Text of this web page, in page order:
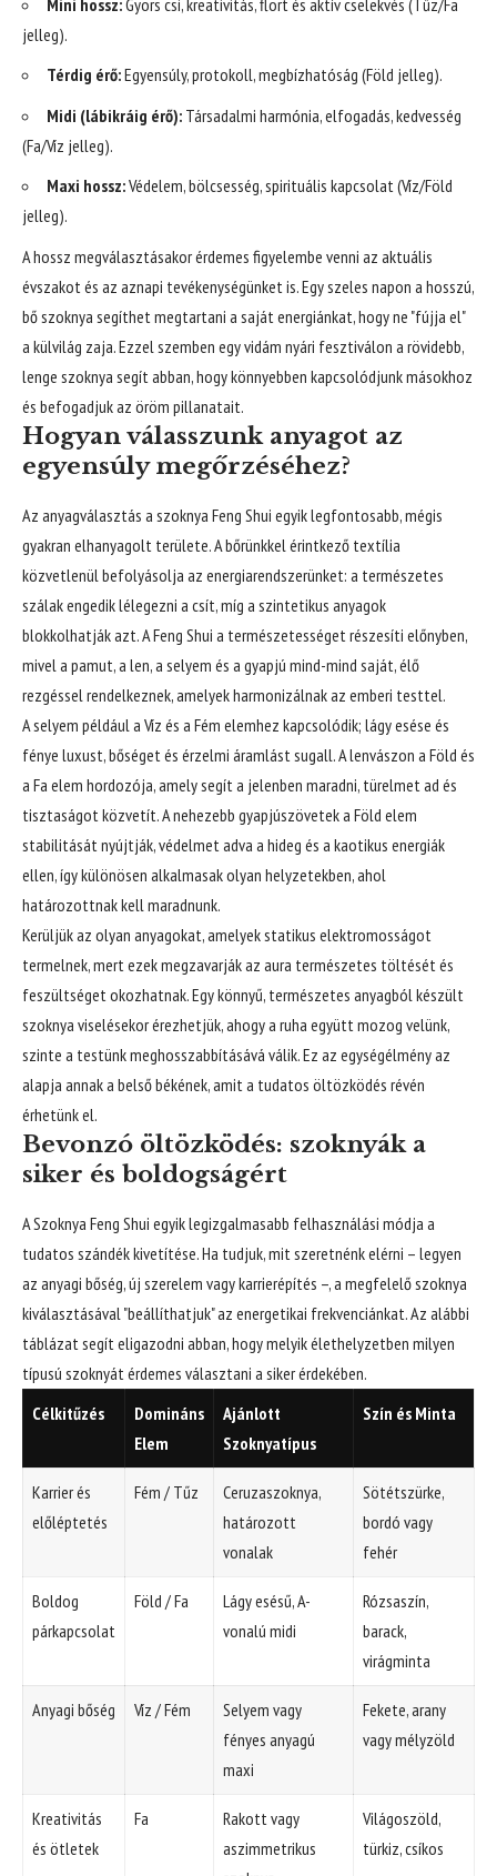
jelleg).
Térdig érő:Egyensúly, protokoll, megbízhatóság (Föld jelleg).
Midi (lábikráig érő): Társadalmi harmónia, elfogadás, kedvesség
(Fa/Víz jelleg).
Maxi hossz:Védelem, bölcsesség, spirituális kapcsolat (Víz/Föld
jelleg).
A hossz megválasztásakor érdemes figyelembe venni az aktuális
évszakot és az aznapi tevékenységünket is. Egy szeles napon a hosszú,
bő szoknya segíthet megtartani a saját energiánkat, hogy ne "fújja el"
a külvilág zaja. Ezzel szemben egy vidám nyári fesztiválon a rövidebb,
lenge szoknya segít abban, hogy könnyebben kapcsolódjunk másokhoz
és befogadjuk az öröm pillanatait.
Hogyan válasszunk anyagot az
egyensúly megőrzéséhez?
Az anyagválasztás a szoknya Feng Shui egyik legfontosabb, mégis
gyakran elhanyagolt területe. A bőrünkkel érintkező textília
közvetlenül befolyásolja az energiarendszerünket: a természetes
szálak engedik lélegezni a csít, míg a szintetikus anyagok
blokkolhatják azt. A Feng Shui a természetességet részesíti előnyben,
mivel a pamut, a len, a selyem és a gyapjú mind-mind saját, élő
rezgéssel rendelkeznek, amelyek harmonizálnak az emberi testtel.
A selyem például a Víz és a Fém elemhez kapcsolódik; lágy esése és
fénye luxust, bőséget és érzelmi áramlást sugall. A lenvászon a Föld és
a Fa elem hordozója, amely segít a jelenben maradni, türelmet ad és
tisztaságot közvetít. A nehezebb gyapjúszövetek a Föld elem
stabilitását nyújtják, védelmet adva a hideg és a kaotikus energiák
ellen, így különösen alkalmasak olyan helyzetekben, ahol
határozottnak kell maradnunk.
Kerüljük az olyan anyagokat, amelyek statikus elektromosságot
termelnek, mert ezek megzavarják az aura természetes töltését és
feszültséget okozhatnak. Egy könnyű, természetes anyagból készült
szoknya viselésekor érezhetjük, ahogy a ruha együtt mozog velünk,
szinte a testünk meghosszabbításává válik. Ez az egységélmény az
alapja annak a belső békének, amit a tudatos öltözködés révén
érhetünk el.
Bevonzó öltözködés: szoknyák a
siker és boldogságért
A Szoknya Feng Shui egyik legizgalmasabb felhasználási módja a
tudatos szándék kivetítése. Ha tudjuk, mit szeretnénk elérni – legyen
az anyagi bőség, új szerelem vagy karrierépítés –, a megfelelő szoknya
kiválasztásával "beállíthatjuk" az energetikai frekvenciánkat. Az alábbi
táblázat segít eligazodni abban, hogy melyik élethelyzetben milyen
típusú szoknyát érdemes választani a siker érdekében.
Célkitűzés
Domináns
Elem
Ajánlott
Szoknyatípus
Szín és Minta
Karrier és
előléptetés
Fém / Tűz
Ceruzaszoknya,
határozott
vonalak
Sötétszürke,
bordó vagy
fehér
Boldog
párkapcsolat
Föld / Fa
Lágy esésű, A-
vonalú midi
Rózsaszín,
barack,
virágminta
Anyagi bőség Víz / Fém
Selyem vagy
fényes anyagú
maxi
Fekete, arany
vagy mélyzöld
Kreativitás
és ötletek
Fa
Rakott vagy
aszimmetrikus
Világoszöld,
türkiz, csíkos